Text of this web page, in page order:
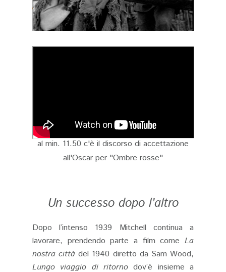
al min. 11.50 c'è il discorso di accettazione
all'Oscar per "Ombre rosse"
Un successo dopo l’altro
Dopo l’intenso 1939 Mitchell continua a
lavorare, prendendo parte a film come La
nostra città del 1940 diretto da Sam Wood,
Lungo viaggio di ritorno dov’è insieme a